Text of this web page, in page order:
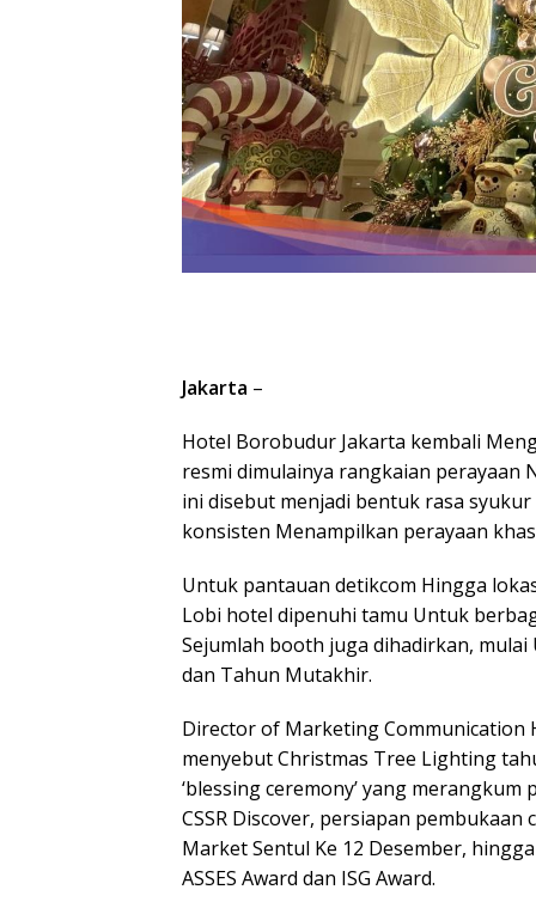
Jakarta –
Hotel Borobudur Jakarta kembali
resmi dimulainya rangkaian perayaan
ini disebut menjadi bentuk rasa
konsisten Menampilkan perayaan
Untuk pantauan detikcom Hingga
Lobi hotel dipenuhi tamu Untuk
Sejumlah booth juga dihadirkan,
dan Tahun Mutakhir.
Director of Marketing Communication
menyebut Christmas Tree Lighting
‘blessing ceremony’ yang
CSSR Discover, persiapan
Market Sentul Ke 12 Desember,
ASSES Award dan ISG Award.